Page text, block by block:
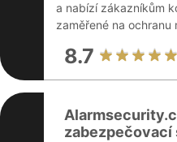
a nabízí zákazníkům
zaměřené na ochranu
8.7
zabezpečovací